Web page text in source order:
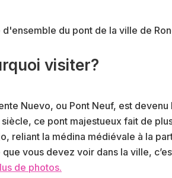
visiter?
Nuevo, ou Pont Neuf, est
siècle, ce pont majestueux fait de
reliant la médina médiévale à la
que vous devez voir dans la ville,
de photos.